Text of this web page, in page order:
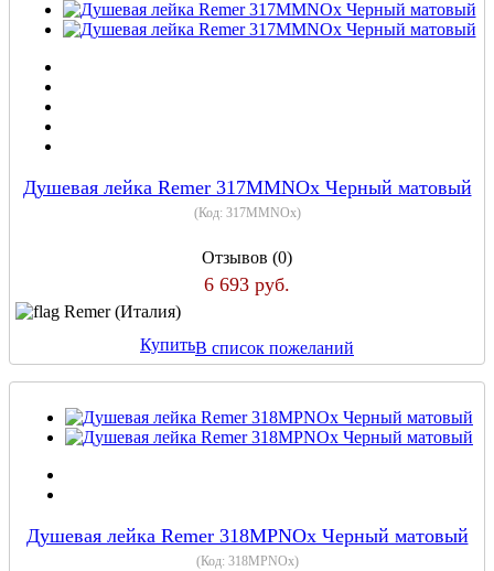
Душевая лейка Remer 317MMNOx Черный матовый
(Код: 317MMNOx)
Отзывов (0)
6 693 руб.
Remer (Италия)
КупитьВ список пожеланий
Душевая лейка Remer 318MPNOx Черный матовый
(Код: 318MPNOx)